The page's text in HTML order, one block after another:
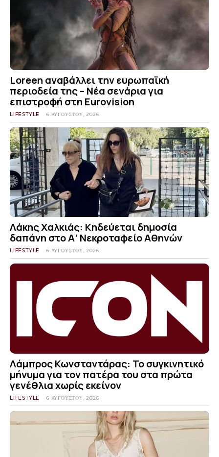
Loreen αναβάλλει την ευρωπαϊκή
περιοδεία της – Νέα σενάρια για
επιστροφή στη Eurovision
LIFESTYLE 6 ΑΥΓΟΎΣΤΟΥ, 2026
Λάκης Χαλκιάς: Κηδεύεται δημοσία
δαπάνη στο Α’ Νεκροταφείο Αθηνών
LIFESTYLE 6 ΑΥΓΟΎΣΤΟΥ, 2026
Λάμπρος Κωνσταντάρας: Το συγκινητικό
μήνυμα για τον πατέρα του στα πρώτα
γενέθλια χωρίς εκείνον
LIFESTYLE 6 ΑΥΓΟΎΣΤΟΥ, 2026